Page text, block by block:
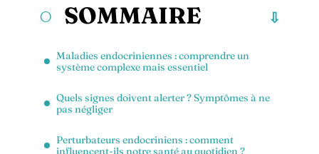
SOMMAIRE
Maladies endocriniennes : comprendre un
système complexe mais essentiel
Quels signes doivent alerter ? Symptômes à ne
pas négliger
Perturbateurs endocriniens : comment
influencent-ils notre santé au quotidien ?